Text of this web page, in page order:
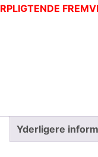
Yderligere